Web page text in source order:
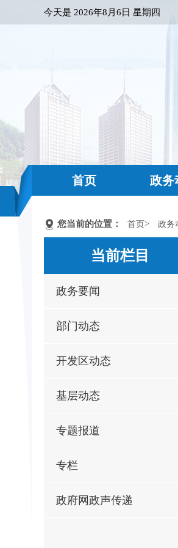
今天是 2026年8月6日 星期四
首页 政务
您当前的位置： 首页> 政务
当前栏目
政务要闻
部门动态
开发区动态
基层动态
专题报道
专栏
政府网政声传递